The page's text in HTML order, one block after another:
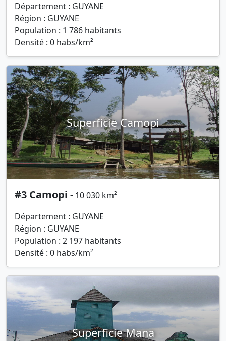
Département : GUYANE
Région : GUYANE
Population : 1 786 habitants
Densité : 0 habs/km²
Superficie Camopi
#3 Camopi - 10 030 km²
Département : GUYANE
Région : GUYANE
Population : 2 197 habitants
Densité : 0 habs/km²
Superficie Mana